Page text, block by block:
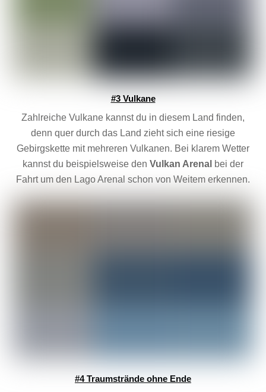
#3 Vulkane
Zahlreiche Vulkane kannst du in diesem Land finden,
denn quer durch das Land zieht sich eine riesige
Gebirgskette mit mehreren Vulkanen. Bei klarem Wetter
kannst du beispielsweise den Vulkan Arenal bei der
Fahrt um den Lago Arenal schon von Weitem erkennen.
#4 Traumstrände ohne Ende